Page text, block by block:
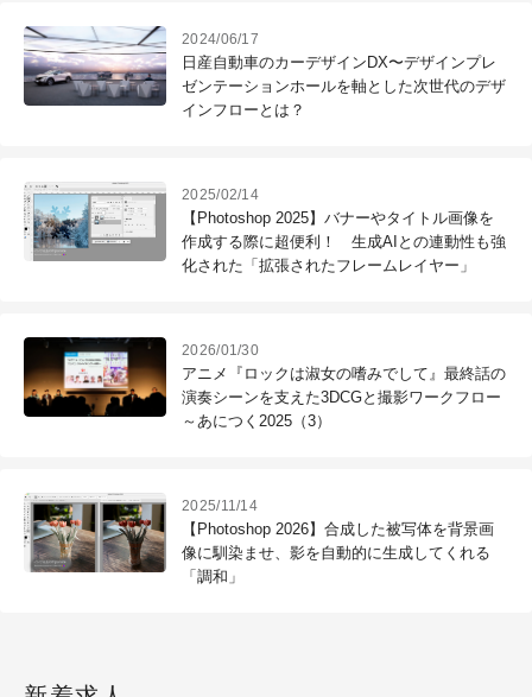
2024/06/17
日産自動車のカーデザインDX〜デザインプレ
ゼンテーションホールを軸とした次世代のデザ
インフローとは？
2025/02/14
【Photoshop 2025】バナーやタイトル画像を
作成する際に超便利！ 生成AIとの連動性も強
化された「拡張されたフレームレイヤー」
2026/01/30
アニメ『ロックは淑女の嗜みでして』最終話の
演奏シーンを支えた3DCGと撮影ワークフロー
～あにつく2025（3）
2025/11/14
【Photoshop 2026】合成した被写体を背景画
像に馴染ませ、影を自動的に生成してくれる
「調和」